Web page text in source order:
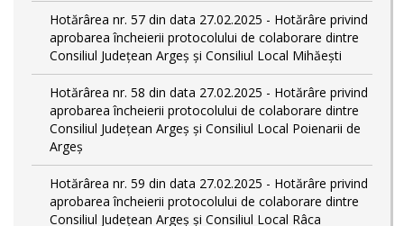
Hotărârea nr. 57 din data 27.02.2025 - Hotărâre privind
aprobarea încheierii protocolului de colaborare dintre
Consiliul Județean Argeș și Consiliul Local Mihăești
Hotărârea nr. 58 din data 27.02.2025 - Hotărâre privind
aprobarea încheierii protocolului de colaborare dintre
Consiliul Județean Argeș și Consiliul Local Poienarii de
Argeș
Hotărârea nr. 59 din data 27.02.2025 - Hotărâre privind
aprobarea încheierii protocolului de colaborare dintre
Consiliul Județean Argeș și Consiliul Local Râca